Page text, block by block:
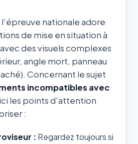
nationale adore
de mise en situation à
des visuels complexes
angle mort, panneau
Concernant le sujet
incompatibles avec
les points d'attention
:
: Regardez toujours si